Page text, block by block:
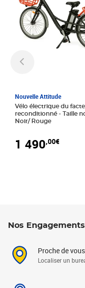
Nouvelle Attitude
Vélo électrique du
reconditionné - Taille normale -
Noir/ Rouge
1 490,00€
Nos Engagements
Proche de vous
Localiser un